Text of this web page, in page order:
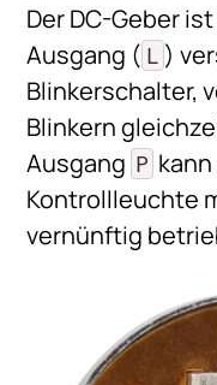
Der DC-Geber
Ausgang ( L )
Blinkerschalter,
Blinkern
Ausgang P
Kontrollleuchte
vernünftig